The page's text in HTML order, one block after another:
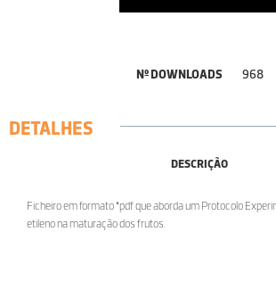
Nº DOWNLOADS 968
DETALHES
DESCRIÇÃO
Ficheiro em formato *pdf que aborda um Protocolo
etileno na maturação dos frutos.